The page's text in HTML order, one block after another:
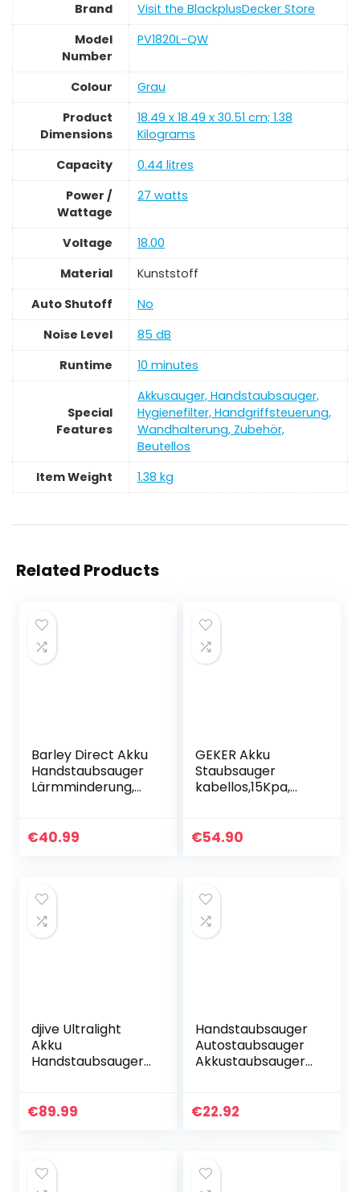
Brand
Visit the BlackplusDecker Store
Model
Number
‎PV1820L-QW
Colour
‎Grau
Product
Dimensions
‎18.49 x 18.49 x 30.51 cm; 1.38
Kilograms
Capacity
‎0.44 litres
Power /
Wattage
‎27 watts
Voltage
‎18.00
Material
‎Kunststoff
Auto Shutoff
‎No
Noise Level
‎85 dB
Runtime
‎10 minutes
Special
Features
‎Akkusauger, Handstaubsauger,
Hygienefilter, Handgriffsteuerung,
Wandhalterung, Zubehör,
Beutellos
Item Weight
‎1.38 kg
Related Products
Barley Direct Akku
Handstaubsauger
Lärmminderung,
Autostaubsauger
€40.99
GEKER Akku
Staubsauger
kabellos,15Kpa,
Handstaubsauger,
€54.90
djive Ultralight
Akku
Handstaubsauger,
beutellos, kabellos,
€89.99
Handstaubsauger
Autostaubsauger
Akkustaubsauger
Handsauger
€22.92